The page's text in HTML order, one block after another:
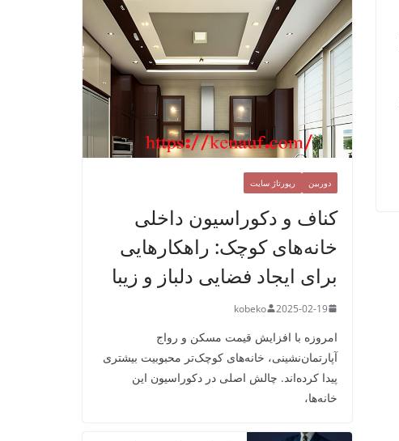
دوربین رپورتاژ سایت
کناف و دکوراسیون داخلی
خانه‌های کوچک: راهکارهایی
برای ایجاد فضایی دلباز و زیبا
2025-02-19
kobeko
امروزه با افزایش قیمت مسکن و رواج
آپارتمان‌نشینی، خانه‌های کوچک‌تر محبوبیت بیشتری
پیدا کرده‌اند. چالش اصلی در دکوراسیون این
خانه‌ها،